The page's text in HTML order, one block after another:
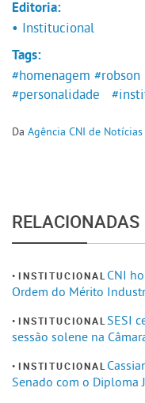
Editoria:
• Institucional
Tags:
#homenagem #robson
#personalidade
Da Agência CNI de Notícias
RELACIONADAS
INSTITUCIONALCNI
Ordem do Mérito
INSTITUCIONALSESI
sessão solene na
INSTITUCIONAL
Senado com o Diploma